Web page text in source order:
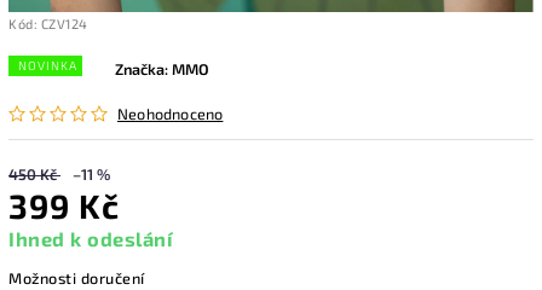
Kód: CZV124
NOVINKA
Neohodnoceno
Značka:MMO
450 Kč –11 %
399 Kč
Ihned k odeslání
Možnosti doručení